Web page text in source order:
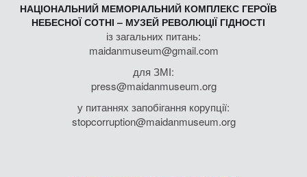
НАЦІОНАЛЬНИЙ МЕМОРІАЛЬНИЙ КОМПЛЕКС ГЕРОЇВ
НЕБЕСНОЇ СОТНІ – МУЗЕЙ РЕВОЛЮЦІЇ ГІДНОСТІ
із загальних питань:
maidanmuseum@gmail.com
для ЗМІ:
press@maidanmuseum.org
у питаннях запобігання корупції:
stopcorruption@maidanmuseum.org